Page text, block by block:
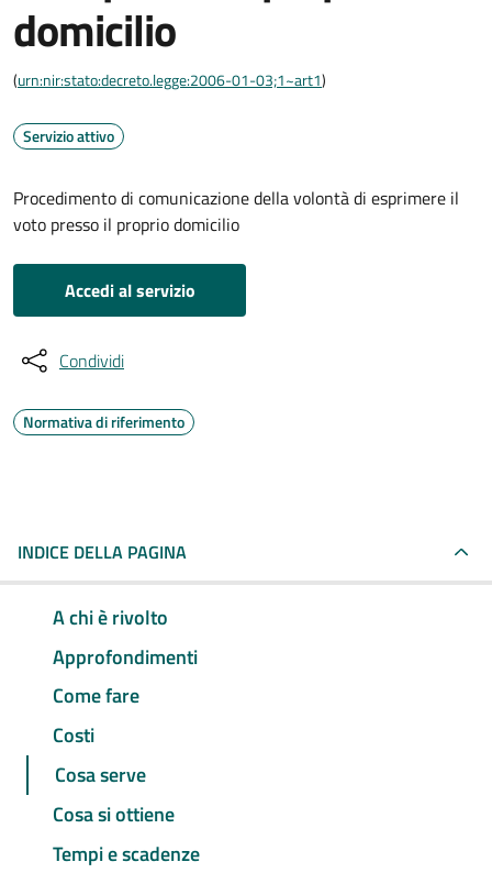
domicilio
(urn:nir:stato:decreto.legge:2006-01-03;1~art1)
Servizio attivo
Procedimento di comunicazione della volontà di esprimere il
voto presso il proprio domicilio
Accedi al servizio
Condividi
Normativa di riferimento
INDICE DELLA PAGINA
A chi è rivolto
Approfondimenti
Come fare
Costi
Cosa serve
Cosa si ottiene
Tempi e scadenze